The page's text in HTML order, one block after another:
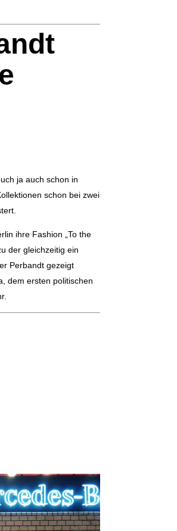
ja auch schon in
schon bei zwei
ihre Fashion „To the
der gleichzeitig ein
Perbandt gezeigt
dem ersten politischen